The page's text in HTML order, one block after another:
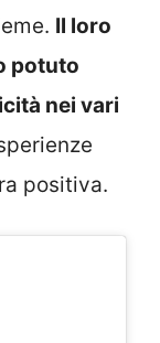
Il loro
potuto
nei vari
positiva.